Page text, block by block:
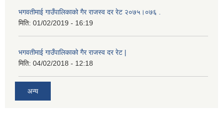
भगवतीमाई गाउँपालिकाको गैर राजस्व दर रेट २०७५।०७६ .
मिति: 01/02/2019 - 16:19
भगवतीमाई गाउँपालिकाको गैर राजस्व दर रेट |
मिति: 04/02/2018 - 12:18
अन्य